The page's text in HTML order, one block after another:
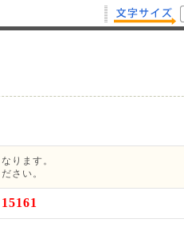
ります。
さい。
15161